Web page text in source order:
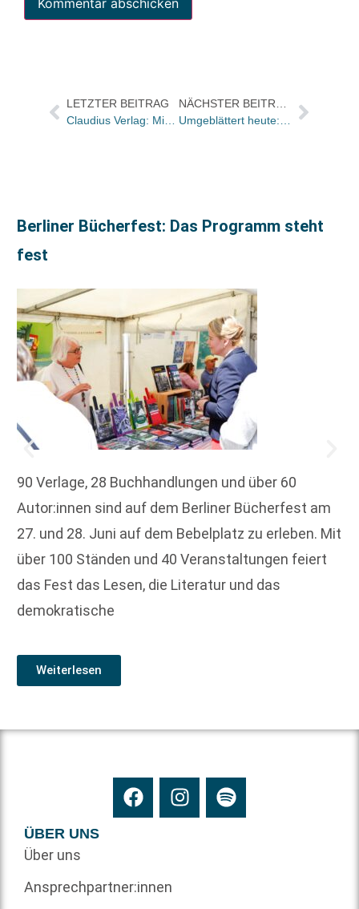
LETZTER BEITRAG
Claudius Verlag: Miriam Kurz ist neue Vertriebs- und Marketingleiterin
NÄCHSTER BEITRAG
Umgeblättert heute: „So dunkel wie die Zelle bei abgestelltem Strom“
Berliner Bücherfest: Das Programm steht
fest
90 Verlage, 28 Buchhandlungen und über 60
Autor:innen sind auf dem Berliner Bücherfest am
27. und 28. Juni auf dem Bebelplatz zu erleben. Mit
über 100 Ständen und 40 Veranstaltungen feiert
das Fest das Lesen, die Literatur und das
demokratische
Weiterlesen
ÜBER UNS
Über uns
Ansprechpartner:innen